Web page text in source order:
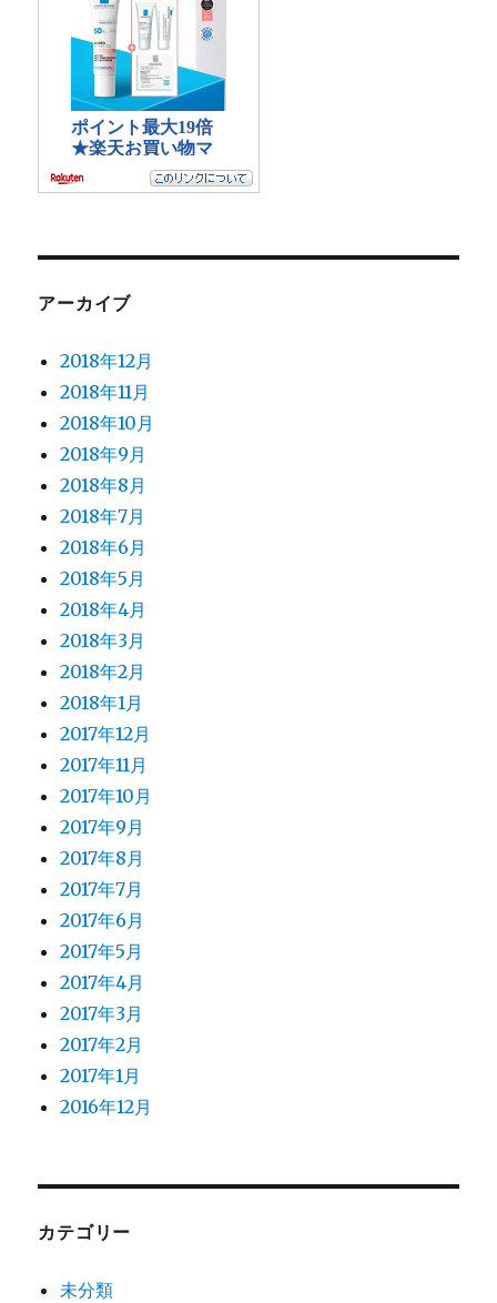
アーカイブ
2018年12月
2018年11月
2018年10月
2018年9月
2018年8月
2018年7月
2018年6月
2018年5月
2018年4月
2018年3月
2018年2月
2018年1月
2017年12月
2017年11月
2017年10月
2017年9月
2017年8月
2017年7月
2017年6月
2017年5月
2017年4月
2017年3月
2017年2月
2017年1月
2016年12月
カテゴリー
未分類